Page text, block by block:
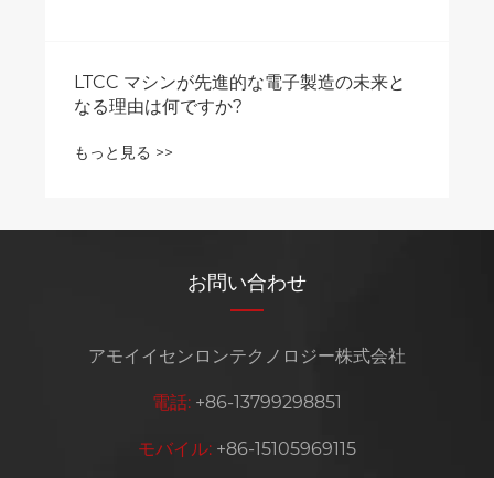
お問い合わせ
アモイイセンロンテクノロジー株式会社
電話: +86-13799298851
モバイル: +86-15105969115